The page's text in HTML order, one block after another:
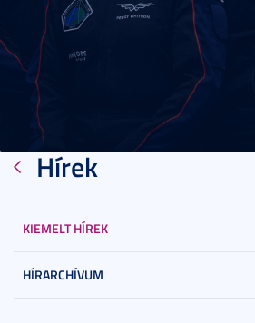
Hírek
KIEMELT HÍREK
HÍRARCHÍVUM